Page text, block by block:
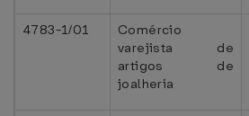
4783-1/01
Comércio
varejista de
artigos de
joalheria